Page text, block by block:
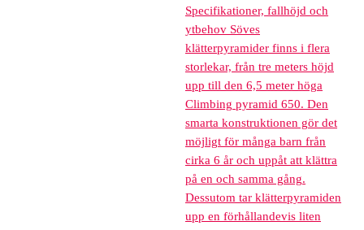
Specifikationer, fallhöjd och
ytbehov Söves
klätterpyramider finns i flera
storlekar, från tre meters höjd
upp till den 6,5 meter höga
Climbing pyramid 650. Den
smarta konstruktionen gör det
möjligt för många barn från
cirka 6 år och uppåt att klättra
på en och samma gång.
Dessutom tar klätterpyramiden
upp en förhållandevis liten